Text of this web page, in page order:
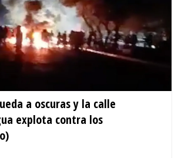
a oscuras y la calle
explota contra los